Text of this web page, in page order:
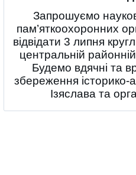
Запрошуємо
пам’яткоохоронних
відвідати 3 липня
центральній
Будемо вдячні та
збереження історико-
Ізяслава та